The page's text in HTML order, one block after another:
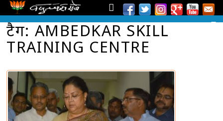
टैग: AMBEDKAR SKILL
TRAINING CENTRE